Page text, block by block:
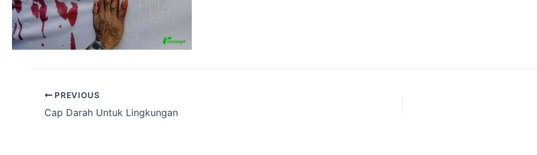
PREVIOUS
Cap Darah Untuk Lingkungan